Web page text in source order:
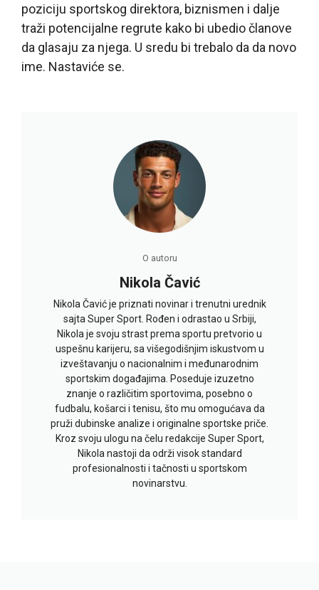
poziciju sportskog direktora, biznismen i dalje
traži potencijalne regrute kako bi ubedio članove
da glasaju za njega. U sredu bi trebalo da da novo
ime. Nastaviće se.
O autoru
Nikola Čavić
Nikola Čavić je priznati novinar i trenutni urednik
sajta Super Sport. Rođen i odrastao u Srbiji,
Nikola je svoju strast prema sportu pretvorio u
uspešnu karijeru, sa višegodišnjim iskustvom u
izveštavanju o nacionalnim i međunarodnim
sportskim događajima. Poseduje izuzetno
znanje o različitim sportovima, posebno o
fudbalu, košarci i tenisu, što mu omogućava da
pruži dubinske analize i originalne sportske priče.
Kroz svoju ulogu na čelu redakcije Super Sport,
Nikola nastoji da održi visok standard
profesionalnosti i tačnosti u sportskom
novinarstvu.